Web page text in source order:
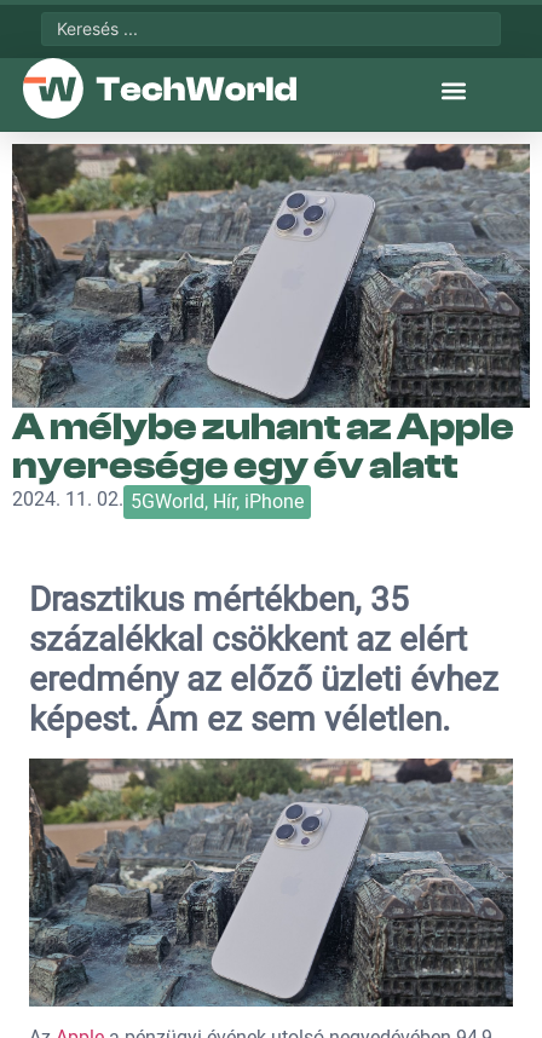
A mélybe zuhant az Apple
nyeresége egy év alatt
2024. 11. 02. 5GWorld, Hír, iPhone
Drasztikus mértékben, 35
százalékkal csökkent az elért
eredmény az előző üzleti évhez
képest. Ám ez sem véletlen.